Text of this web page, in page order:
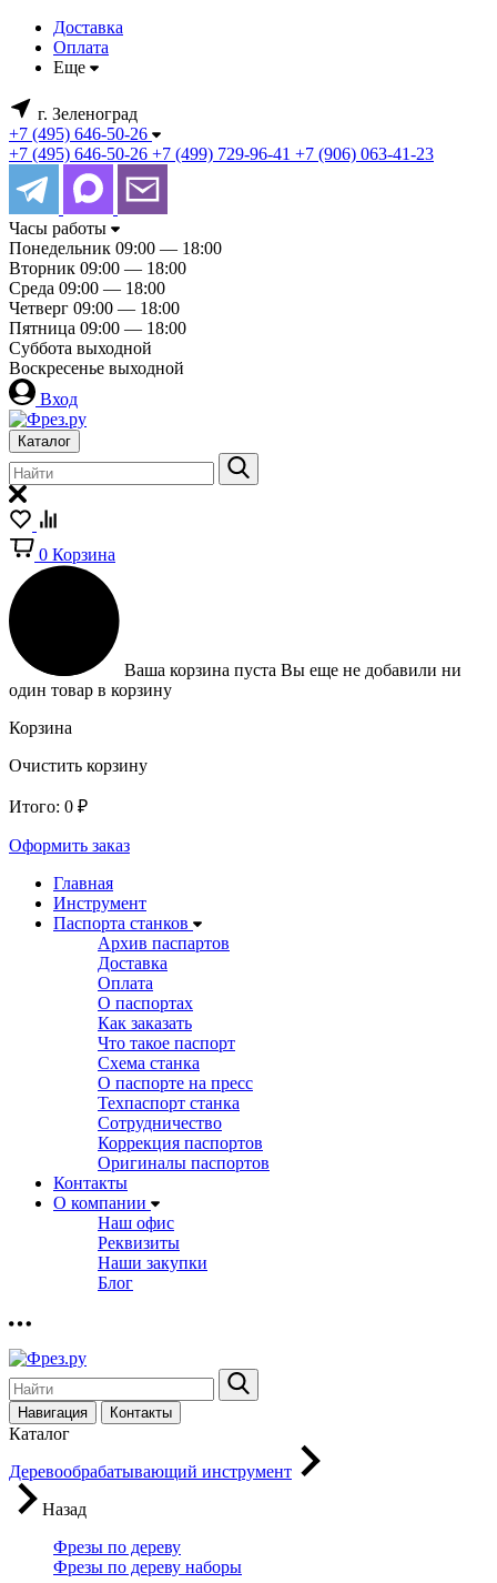
Доставка
Оплата
Еще
г. Зеленоград
+7 (495) 646-50-26
+7 (495) 646-50-26 +7 (499) 729-96-41 +7 (906) 063-41-23
Часы работы
Понедельник 09:00 — 18:00
Вторник 09:00 — 18:00
Среда 09:00 — 18:00
Четверг 09:00 — 18:00
Пятница 09:00 — 18:00
Суббота выходной
Воскресенье выходной
Вход
Каталог
0 Корзина
Ваша корзина пуста Вы еще не добавили ни
один товар в корзину
Корзина
Очистить корзину
Итого: 0 ₽
Оформить заказ
Главная
Инструмент
Паспорта станков
Архив паспартов
Доставка
Оплата
О паспортах
Как заказать
Что такое паспорт
Схема станка
О паспорте на пресс
Техпаспорт станка
Сотрудничество
Коррекция паспортов
Оригиналы паспортов
Контакты
О компании
Наш офис
Реквизиты
Наши закупки
Блог
Навигация Контакты
Каталог
Деревообрабатывающий инструмент
Назад
Фрезы по дереву
Фрезы по дереву наборы